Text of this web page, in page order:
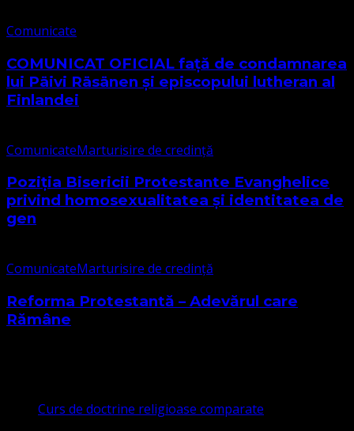
Comunicate
COMUNICAT OFICIAL față de condamnarea
lui Päivi Räsänen și episcopului lutheran al
Finlandei
ComunicateMarturisire de credință
Poziția Bisericii Protestante Evanghelice
privind homosexualitatea și identitatea de
gen
ComunicateMarturisire de credință
Reforma Protestantă – Adevărul care
Rămâne
Curs de doctrine religioase comparate